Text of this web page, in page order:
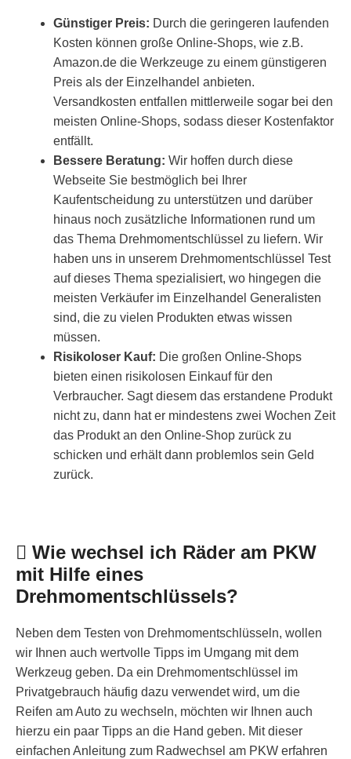
Günstiger Preis: Durch die geringeren laufenden
Kosten können große Online-Shops, wie z.B.
Amazon.de die Werkzeuge zu einem günstigeren
Preis als der Einzelhandel anbieten.
Versandkosten entfallen mittlerweile sogar bei den
meisten Online-Shops, sodass dieser Kostenfaktor
entfällt.
Bessere Beratung: Wir hoffen durch diese
Webseite Sie bestmöglich bei Ihrer
Kaufentscheidung zu unterstützen und darüber
hinaus noch zusätzliche Informationen rund um
das Thema Drehmomentschlüssel zu liefern. Wir
haben uns in unserem Drehmomentschlüssel Test
auf dieses Thema spezialisiert, wo hingegen die
meisten Verkäufer im Einzelhandel Generalisten
sind, die zu vielen Produkten etwas wissen
müssen.
Risikoloser Kauf: Die großen Online-Shops
bieten einen risikolosen Einkauf für den
Verbraucher. Sagt diesem das erstandene Produkt
nicht zu, dann hat er mindestens zwei Wochen Zeit
das Produkt an den Online-Shop zurück zu
schicken und erhält dann problemlos sein Geld
zurück.
Wie wechsel ich Räder am PKW
mit Hilfe eines
Drehmomentschlüssels?
Neben dem Testen von Drehmomentschlüsseln, wollen
wir Ihnen auch wertvolle Tipps im Umgang mit dem
Werkzeug geben. Da ein Drehmomentschlüssel im
Privatgebrauch häufig dazu verwendet wird, um die
Reifen am Auto zu wechseln, möchten wir Ihnen auch
hierzu ein paar Tipps an die Hand geben. Mit dieser
einfachen Anleitung zum Radwechsel am PKW erfahren